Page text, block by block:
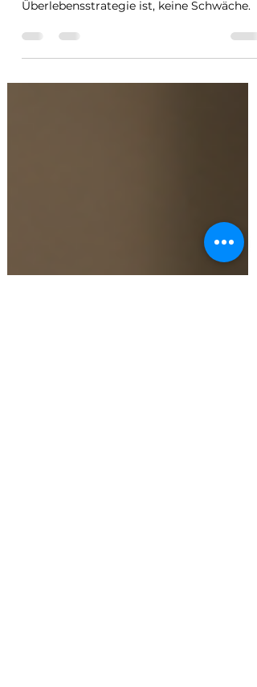
verleugnest
Warum das Verleugnen eigener
Bedürfnisse eine früh gelernte